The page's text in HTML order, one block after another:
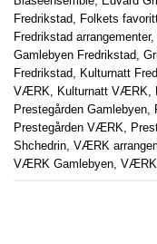
Fredrikstad Folkets
Fredrikstad arrangementer,
Gamlebyen Fredrikstad
Fredrikstad Kulturnatt
VÆRK
Kulturnatt VÆRK
Prestegården Gamlebyen
Prestegården VÆRK
Shchedrin VÆRK
VÆRK Gamlebyen VÆRK